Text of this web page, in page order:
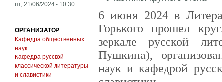
пт, 21/06/2024 - 10:30
ОРГАНИЗАТОР
Кафедра общественных
наук
Кафедра русской
классической литературы
и славистики
6 июня 2024 в
Горького прошел
зеркале русской
Пушкина),
наук и кафедрой